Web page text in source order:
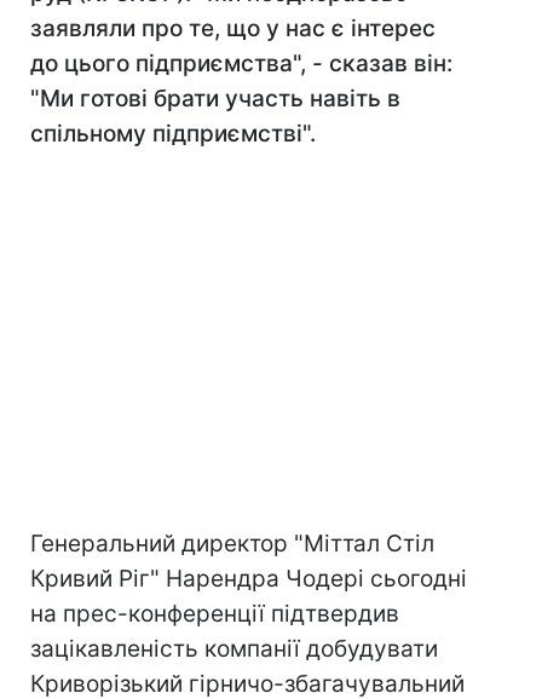
заявляли про те, що у нас є інтерес
до цього підприємства", - сказав він:
"Ми готові брати участь навіть в
спільному підприємстві".
Генеральний директор "Міттал Стіл
Кривий Ріг" Нарендра Чодері сьогодні
на прес-конференції підтвердив
зацікавленість компанії добудувати
Криворізький гірничо-збагачувальний